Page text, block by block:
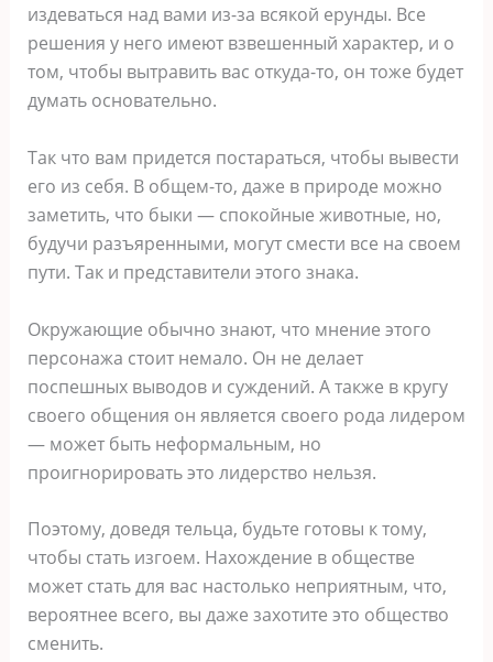
издеваться над вами из-за всякой ерунды. Все
решения у него имеют взвешенный характер, и о
том, чтобы вытравить вас откуда-то, он тоже будет
думать основательно.
Так что вам придется постараться, чтобы вывести
его из себя. В общем-то, даже в природе можно
заметить, что быки ― спокойные животные, но,
будучи разъяренными, могут смести все на своем
пути. Так и представители этого знака.
Окружающие обычно знают, что мнение этого
персонажа стоит немало. Он не делает
поспешных выводов и суждений. А также в кругу
своего общения он является своего рода лидером
― может быть неформальным, но
проигнорировать это лидерство нельзя.
Поэтому, доведя тельца, будьте готовы к тому,
чтобы стать изгоем. Нахождение в обществе
может стать для вас настолько неприятным, что,
вероятнее всего, вы даже захотите это общество
сменить.